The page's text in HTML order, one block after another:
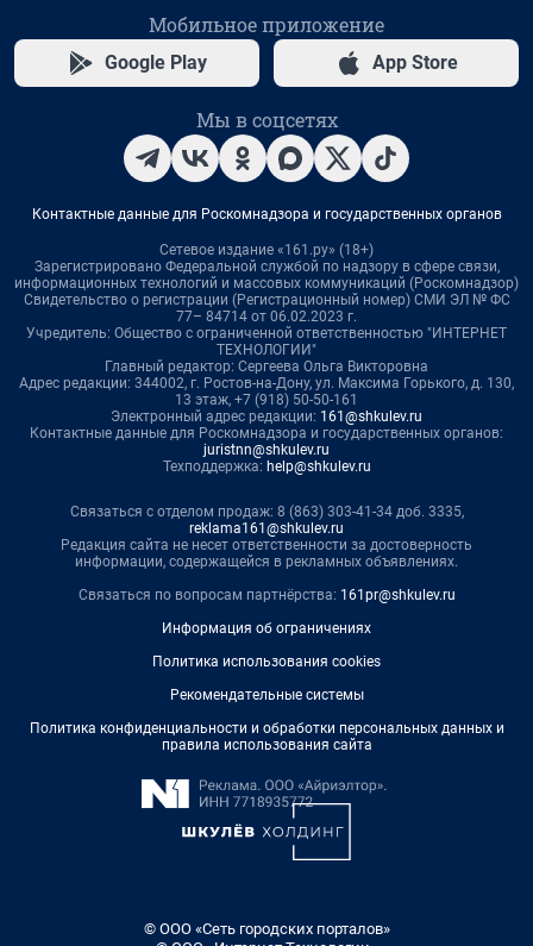
Мобильное приложение
Google Play App Store
Мы в соцсетях
Контактные данные для Роскомнадзора и государственных органов
Сетевое издание «161.ру» (18+)
Зарегистрировано Федеральной службой по надзору в сфере связи,
информационных технологий и массовых коммуникаций (Роскомнадзор)
Свидетельство о регистрации (Регистрационный номер) СМИ ЭЛ № ФС
77– 84714 от 06.02.2023 г.
Учредитель: Общество с ограниченной ответственностью "ИНТЕРНЕТ
ТЕХНОЛОГИИ"
Главный редактор: Сергеева Ольга Викторовна
Адрес редакции: 344002, г. Ростов-на-Дону, ул. Максима Горького, д. 130,
13 этаж, +7 (918) 50-50-161
Электронный адрес редакции: 161@shkulev.ru
Контактные данные для Роскомнадзора и государственных органов:
juristnn@shkulev.ru
Техподдержка: help@shkulev.ru
Связаться с отделом продаж: 8 (863) 303-41-34 доб. 3335,
reklama161@shkulev.ru
Редакция сайта не несет ответственности за достоверность
информации, содержащейся в рекламных объявлениях.
Связаться по вопросам партнёрства: 161pr@shkulev.ru
Информация об ограничениях
Политика использования cookies
Рекомендательные системы
Политика конфиденциальности и обработки персональных данных и
правила использования сайта
© ООО «Сеть городских порталов»